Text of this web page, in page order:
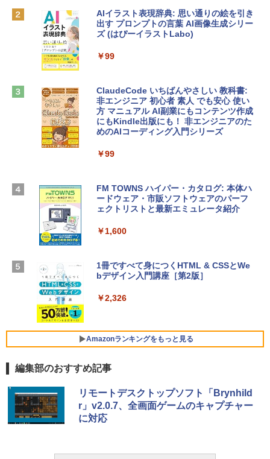
￥137,800
tomtoc 360°保護 15.6 16インチ パソコ
￥2,952
Apple 2026 MacBook Air M5チップ搭載
igence、13.6インチLiquid Retinaディ
ームカメラ、日本語キーボード、Touch I
D - スカイブルー
ン 15-fd 15.6インチ 16GBメモリ 512GB
SSD インテル Core 5
￥129,800
ersonal/Copilotキー搭載/Win 11/15.6型/
Core i5/16GB/SSD 512GB/ホワイト) FM
Robloxギフトカード - 800 Robux 【限
定バーチャルアイテムを含む】 【オンラ
インゲームコード】 ロブロックス | オン
Microsoft Office Home & Business 202
4(最新 永続版)|オンラインコード版|Wind
ows11、10/mac対応|PC2台
定バーチャルアイテムを含む】 【オンラ
インゲームコード】 ロブロックス | オン
ラインコード版
￥3,200
Robloxギフトカード - 1000 Robux 【限
定バーチャルアイテムを含む】 【オンラ
ラインコード版
AIイラスト表現辞典: 思い通りの絵を引き
出す プロンプトの言葉 AI画像生成シリー
ズ (はぴーイラストLabo)
￥99
ClaudeCode いちばんやさしい 教科書:
非エンジニア 初心者 素人 でも安心 使い
方 マニュアル AI副業にもコンテンツ作成
にもKindle出版にも！ 非エンジニアのた
めのAIコーディング入門シリーズ
￥99
FM TOWNS ハイパー・カタログ: 本体ハ
ードウェア・市販ソフトウェアのパーフ
ェクトリストと最新エミュレータ紹介
￥1,600
1冊ですべて身につくHTML & CSSとWe
bデザイン入門講座［第2版］
￥2,326
Amazonランキングをもっと見る
Amazon Kindle Paperwhite (16GB) 7イ
ンチディスプレイ、色調調節ライト、12
週間持続バッテリー、広告なし、ブラッ
ク
編集部のおすすめ記事
リモートデスクトップソフト「Brynhild
r」v2.0.7、全画面ゲームのキャプチャー
に対応